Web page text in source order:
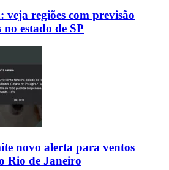
veja regiões com previsão
estado de SP
novo alerta para ventos
Rio de Janeiro